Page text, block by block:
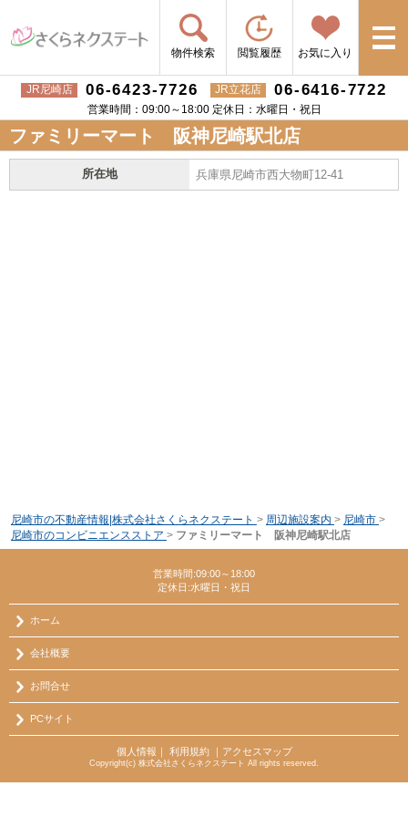
物件検索 閲覧履歴 お気に入り
JR尼崎店 06-6423-7726 JR立花店 06-6416-7722
営業時間：09:00～18:00 定休日：水曜日・祝日
ファミリーマート 阪神尼崎駅北店
所在地 兵庫県尼崎市西大物町12-41
尼崎市の不動産情報|株式会社さくらネクステート > 周辺施設案内 > 尼崎市 >
尼崎市のコンビニエンスストア > ファミリーマート 阪神尼崎駅北店
営業時間:09:00～18:00
定休日:水曜日・祝日
ホーム
会社概要
お問合せ
PCサイト
個人情報 利用規約｜ アクセスマップ
Copyright(c) 株式会社さくらネクステート All rights reserved.